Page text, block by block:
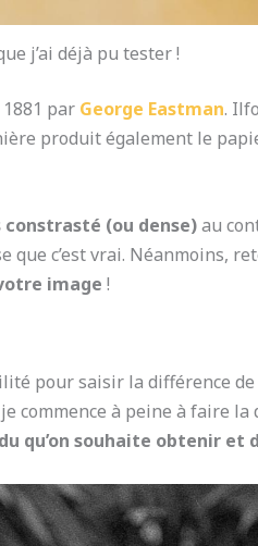
j’ai déjà pu tester !
par George Eastman.
produit également le
(ou dense)au
que c’est vrai. Néanmoins,
image !
pour saisir la différence de
commence à peine à faire
qu’on souhaite obtenir et